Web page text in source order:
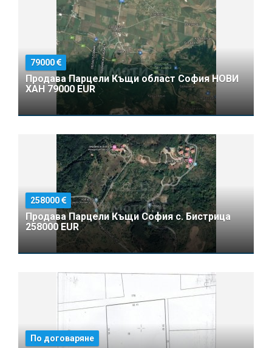
79000
Продава Парцели Къщи област София НОВИ
ХАН 79000 EUR
258000
Продава Парцели Къщи София с. Бистрица
258000 EUR
По договаряне